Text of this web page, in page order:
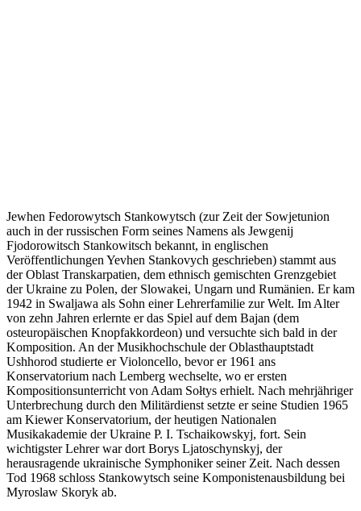
Jewhen Fedorowytsch Stankowytsch (zur Zeit der Sowjetunion
auch in der russischen Form seines Namens als Jewgenij
Fjodorowitsch Stankowitsch bekannt, in englischen
Veröffentlichungen Yevhen Stankovych geschrieben) stammt aus
der Oblast Transkarpatien, dem ethnisch gemischten Grenzgebiet
der Ukraine zu Polen, der Slowakei, Ungarn und Rumänien. Er kam
1942 in Swaljawa als Sohn einer Lehrerfamilie zur Welt. Im Alter
von zehn Jahren erlernte er das Spiel auf dem Bajan (dem
osteuropäischen Knopfakkordeon) und versuchte sich bald in der
Komposition. An der Musikhochschule der Oblasthauptstadt
Ushhorod studierte er Violoncello, bevor er 1961 ans
Konservatorium nach Lemberg wechselte, wo er ersten
Kompositionsunterricht von Adam Sołtys erhielt. Nach mehrjähriger
Unterbrechung durch den Militärdienst setzte er seine Studien 1965
am Kiewer Konservatorium, der heutigen Nationalen
Musikakademie der Ukraine P. I. Tschaikowskyj, fort. Sein
wichtigster Lehrer war dort Borys Ljatoschynskyj, der
herausragende ukrainische Symphoniker seiner Zeit. Nach dessen
Tod 1968 schloss Stankowytsch seine Komponistenausbildung bei
Myroslaw Skoryk ab.